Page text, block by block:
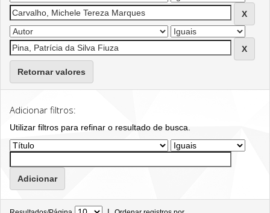
Retornar valores
Adicionar filtros:
Utilizar filtros para refinar o resultado de busca.